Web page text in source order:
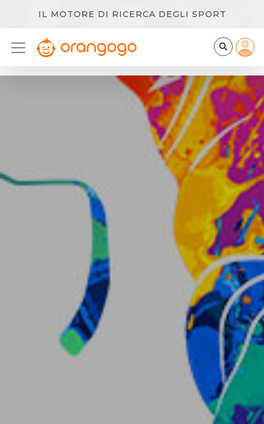
IL MOTORE DI RICERCA DEGLI SPORT